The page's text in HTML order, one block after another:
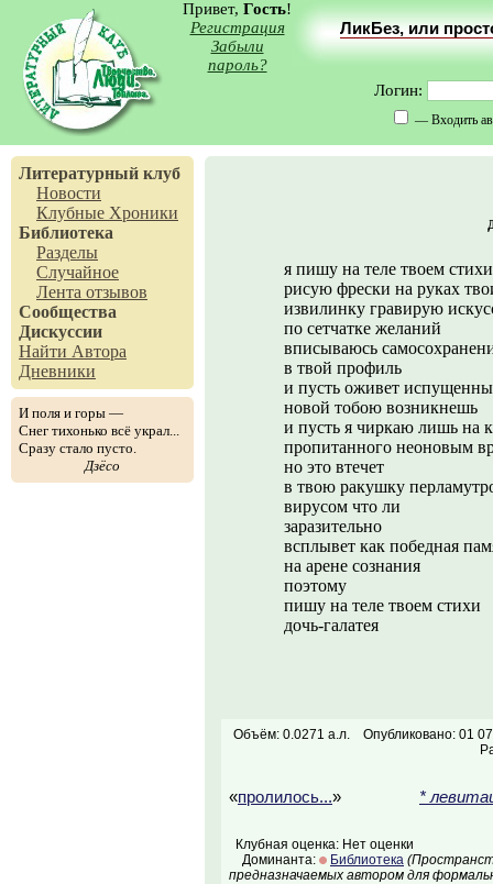
Привет, Гость!
Регистрация
Забыли
пароль?
ЛикБез, или
Логин:
— Входить
Литературный клуб
Новости
Клубные Хроники
Библиотека
Разделы
Случайное
Лента отзывов
Сообщества
Дискуссии
Найти Автора
Дневники
И поля и горы —
Снег тихонько всё украл...
Сразу стало пусто.
Дзёсо
я пишу на теле твоем стихи
рисую фрески на руках
извилинку гравирую
по сетчатке желаний
вписываюсь
в твой профиль
и пусть оживет
новой тобою возникнешь
и пусть я чиркаю лишь на
пропитанного неоновым
но это втечет
в твою ракушку
вирусом что ли
заразительно
всплывет как победная
на арене сознания
поэтому
пишу на теле твоем стихи
дочь-галатея
Объём: 0.0271 а.л.
Опубликовано: 01
«пролилось...» *
Клубная оценка: Нет оценки
Доминанта:
Библиотека
предназначаемых автором для